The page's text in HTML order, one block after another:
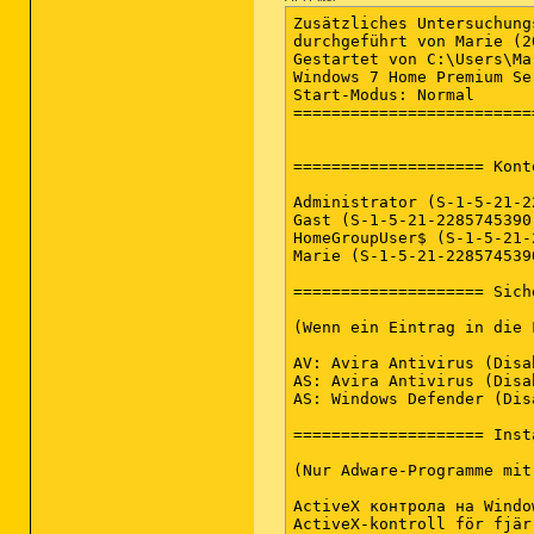
Zusätzliches Untersuchungsergebnis von Farbar Recovery Scan Tool (x64) Version:01-12-2015
durchgeführt von Marie (2015-12-01 23:53:34)
Gestartet von C:\Users\Marie\Downloads
Windows 7 Home Premium Service Pack 1 (X64) (2011-10-08 15:55:14)
Start-Modus: Normal
==========================================================


==================== Konten: =============================

Administrator (S-1-5-21-2285745390-2809105031-2165689464-500 - Administrator - Disabled)
Gast (S-1-5-21-2285745390-2809105031-2165689464-501 - Limited - Disabled)
HomeGroupUser$ (S-1-5-21-2285745390-2809105031-2165689464-1002 - Limited - Enabled)
Marie (S-1-5-21-2285745390-2809105031-2165689464-1000 - Administrator - Enabled) => C:\Users\Marie

==================== Sicherheits-Center ========================

(Wenn ein Eintrag in die Fixlist aufgenommen wird, wird er entfernt.)

AV: Avira Antivirus (Disabled - Up to date) {4D041356-F94D-285F-8768-AAE50FA36859}
AS: Avira Antivirus (Disabled - Up to date) {F665F2B2-DF77-27D1-BDD8-9197742422E4}
AS: Windows Defender (Disabled - Up to date) {D68DDC3A-831F-4fae-9E44-DA132C1ACF46}

==================== Installierte Programme ======================

(Nur Adware-Programme mit dem Zusatz "Hidden" können in die Fixlist aufgenommen werden, um sie sichtbar zu machen. Die Adware-Programme sollten manuell deinstalliert werden.)

ActiveX контрола на Windows Live Mesh за отдалечени връзки (HKLM-x32\...\{B3BA4D1C-23EF-4859-9C11-1B2CCB7FADBB}) (Version: 15.4.5722.2 - Microsoft Corporation)
ActiveX-kontroll för fjärranslutningar för Windows Live Mesh (HKLM-x32\...\{376D59B1-42D9-4FA2-B6CC-E346B6BE14F5}) (Version: 15.4.5722.2 - Microsoft Corporation)
Adobe AIR (HKLM-x32\...\Adobe AIR) (Version: 2.5.1.17730 - Adobe Systems Inc.)
Adobe Flash Player 19 NPAPI (HKLM-x32\...\Adobe Flash Player NPAPI) (Version: 19.0.0.245 - Adobe Systems Incorporated)
Adobe Reader X (10.1.15) MUI (HKLM-x32\...\{AC76BA86-7AD7-FFFF-7B44-AA0000000001}) (Version: 10.1.15 - Adobe Systems Incorporated)
AdWords Editor (HKLM-x32\...\{64427C94-5A22-4743-8772-B2D9B9FD5283}) (Version: 11.0.3 - Google)
Alps Pointing-device for VAIO (HKLM\...\{9F72EF8B-AEC9-4CA5-B483-143980AFD6FD}) (Version:  - ALPS ELECTRIC CO., LTD.)
Amazon 1Button App (HKLM-x32\...\{54AA7C11-54B7-4BD8-84B2-85873B5C7A04}) (Version: 1.0.4 - Amazon)
Amazon Browser Settings (HKLM-x32\...\Amazon Browser Settings) (Version: 3.0 - Amazon) <==== ACHTUNG
Apple Application Support (32-Bit) (HKLM-x32\...\{7FE25256-B7C1-480D-B736-10A67A833AEA}) (Version: 3.2 - Apple Inc.)
Apple Application Support (64-Bit) (HKLM\...\{B255D495-4734-4E9B-B4F5-96702FD4A7B9}) (Version: 3.2 - Apple Inc.)
Apple Mobile Device Support